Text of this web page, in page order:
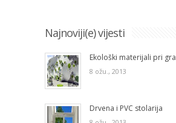
Najnoviji(e) vijesti
Ekološki materijali pri
8 ožu., 2013
Drvena i PVC stolarija